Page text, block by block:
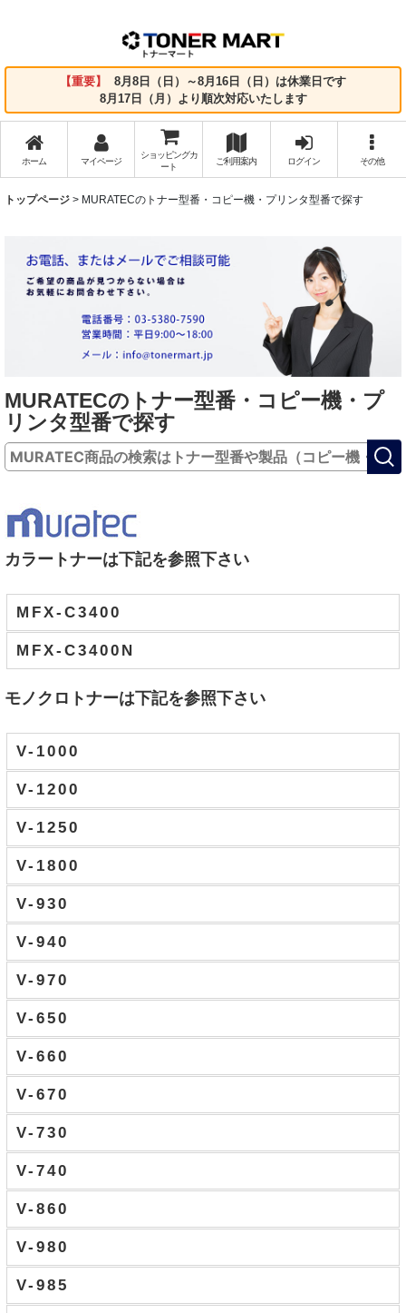
【重要】
8月8日（日）～8月16日（日）は休業日です
8月17日（月）より順次対応いたします
ホーム マイページ
ショッピングカ
ート
ご利用案内 ログイン その他
トップページ > MURATECのトナー型番・コピー機・プリンタ型番で探す
MURATECのトナー型番・コピー機・プ
リンタ型番で探す
カラートナーは下記を参照下さい
MFX-C3400
MFX-C3400N
モノクロトナーは下記を参照下さい
V-1000
V-1200
V-1250
V-1800
V-930
V-940
V-970
V-650
V-660
V-670
V-730
V-740
V-860
V-980
V-985